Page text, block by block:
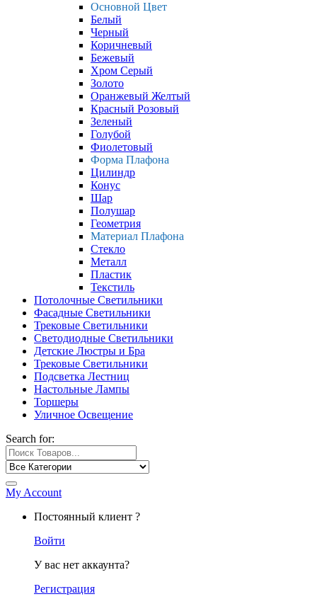
Основной Цвет
Белый
Черный
Коричневый
Бежевый
Хром Серый
Золото
Оранжевый Желтый
Красный Розовый
Зеленый
Голубой
Фиолетовый
Форма Плафона
Цилиндр
Конус
Шар
Полушар
Геометрия
Материал Плафона
Стекло
Металл
Пластик
Текстиль
Потолочные Светильники
Фасадные Светильники
Трековые Светильники
Светодиодные Светильники
Детские Люстры и Бра
Трековые Светильники
Подсветка Лестниц
Настольные Лампы
Торшеры
Уличное Освещение
Search for:
My Account
Постоянный клиент ?
Войти
У вас нет аккаунта?
Регистрация